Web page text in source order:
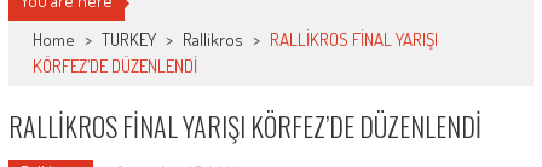
Home > TURKEY > Rallikros > RALLİKROS FİNAL YARIŞI
KÖRFEZ’DE DÜZENLENDİ
RALLİKROS FİNAL YARIŞI KÖRFEZ’DE DÜZENLENDİ